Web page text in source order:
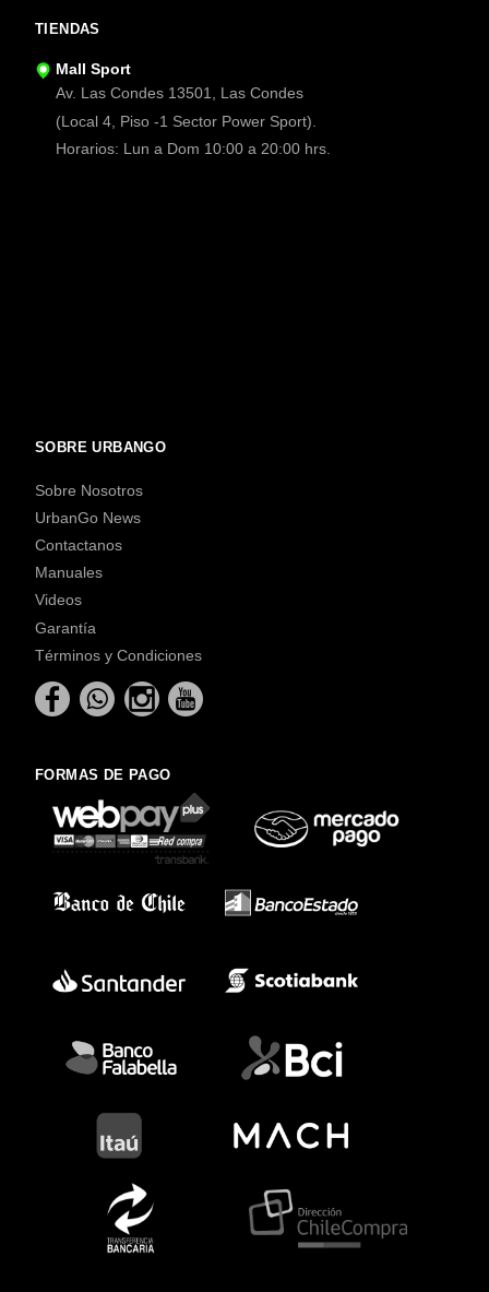
TIENDAS
Mall Sport
Av. Las Condes 13501, Las Condes
(Local 4, Piso -1 Sector Power Sport).
Horarios: Lun a Dom 10:00 a 20:00 hrs.
SOBRE URBANGO
Sobre Nosotros
UrbanGo News
Contactanos
Manuales
Videos
Garantía
Términos y Condiciones
FORMAS DE PAGO